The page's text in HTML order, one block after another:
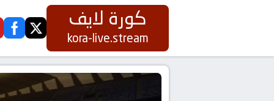
كورة لايف
kora-live.stream
twitter